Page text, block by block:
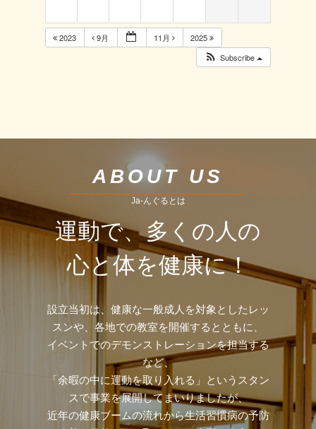
2023 9月 11月
2025
Subscribe
ABOUT US
Ja-んぐるとは
運動で、多くの人の
心と体を健康に！
設立当初は、健康な一般成人を対象としたレッ
スンや、各地での教室を開催するとともに、
イベントでのデモンストレーションを担当する
など、
「余暇の中に運動を取り入れる」というスタン
スで事業を展開してまいりましたが、
近年の健康ブームの流れから生活習慣病の予防